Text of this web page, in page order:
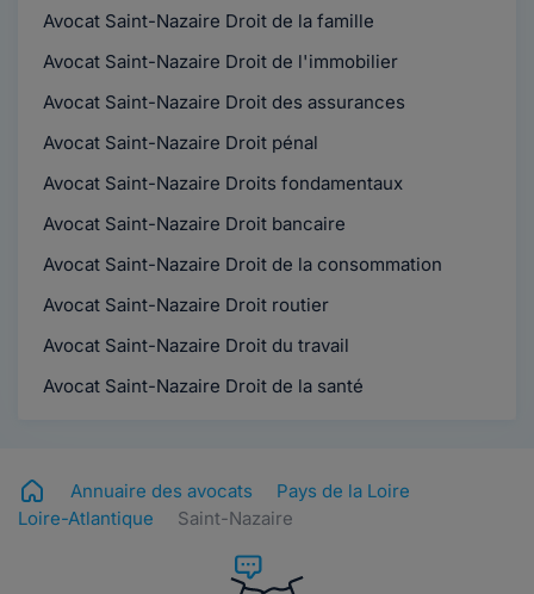
Avocat Saint-Nazaire Droit de la famille
Avocat Saint-Nazaire Droit de l'immobilier
Avocat Saint-Nazaire Droit des assurances
Avocat Saint-Nazaire Droit pénal
Avocat Saint-Nazaire Droits fondamentaux
Avocat Saint-Nazaire Droit bancaire
Avocat Saint-Nazaire Droit de la consommation
Avocat Saint-Nazaire Droit routier
Avocat Saint-Nazaire Droit du travail
Avocat Saint-Nazaire Droit de la santé
Annuaire des avocats
Pays de la Loire
Loire-Atlantique
Saint-Nazaire